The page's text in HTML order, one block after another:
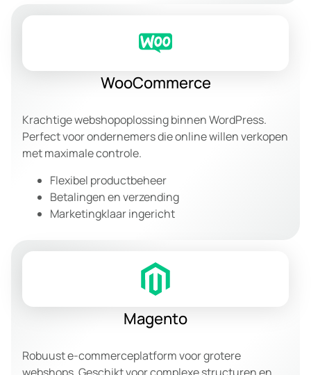
WooCommerce
Krachtige webshopoplossing binnen WordPress.
Perfect voor ondernemers die online willen verkopen
met maximale controle.
Flexibel productbeheer
Betalingen en verzending
Marketingklaar ingericht
Magento
Robuust e-commerceplatform voor grotere